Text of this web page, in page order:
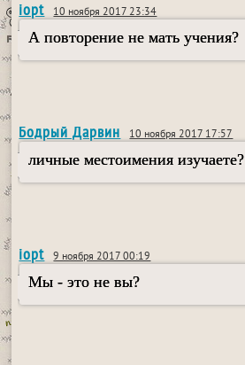
iopt 10 ноября 2017 23:34
А повторение не мать учения?
Бодрый Дарвин 10 ноября 2017 17:57
личные местоимения изучаете?
iopt 9 ноября 2017 00:19
Мы - это не вы?